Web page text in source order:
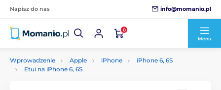
Napisz do nas info@momanio.pl
0
Menu
Wprowadzenie Apple iPhone
iPhone 6, 6S
Etui na iPhone 6, 6S